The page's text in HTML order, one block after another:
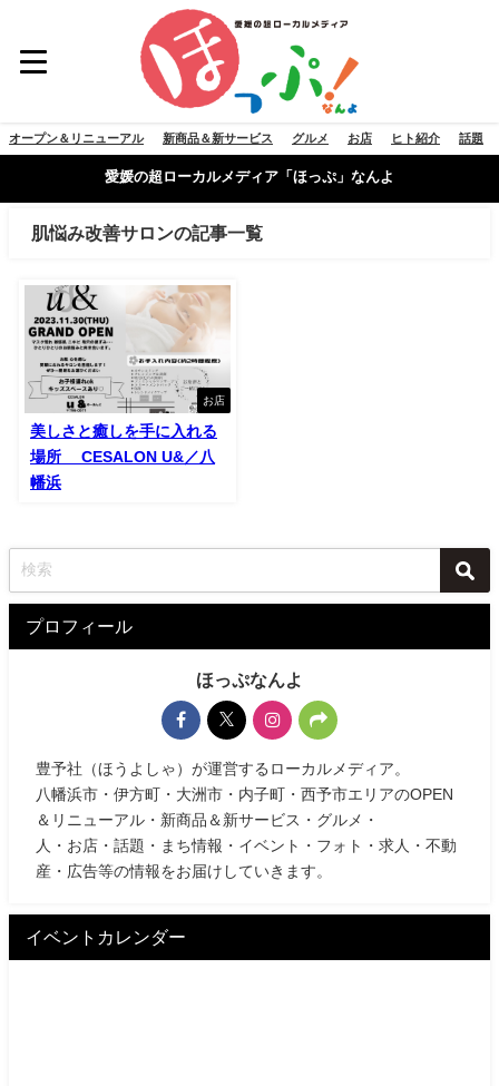
オープン＆リニューアル 新商品＆新サービス グルメ お店 ヒト紹介 話題
愛媛の超ローカルメディア「ほっぷ」なんよ
肌悩み改善サロンの記事一覧
お店
美しさと癒しを手に入れる
場所 CESALON U&／八
幡浜
プロフィール
ほっぷなんよ
豊予社（ほうよしゃ）が運営するローカルメディア。
八幡浜市・伊方町・大洲市・内子町・西予市エリアのOPEN
＆リニューアル・新商品＆新サービス・グルメ・
人・お店・話題・まち情報・イベント・フォト・求人・不動
産・広告等の情報をお届けしていきます。
イベントカレンダー